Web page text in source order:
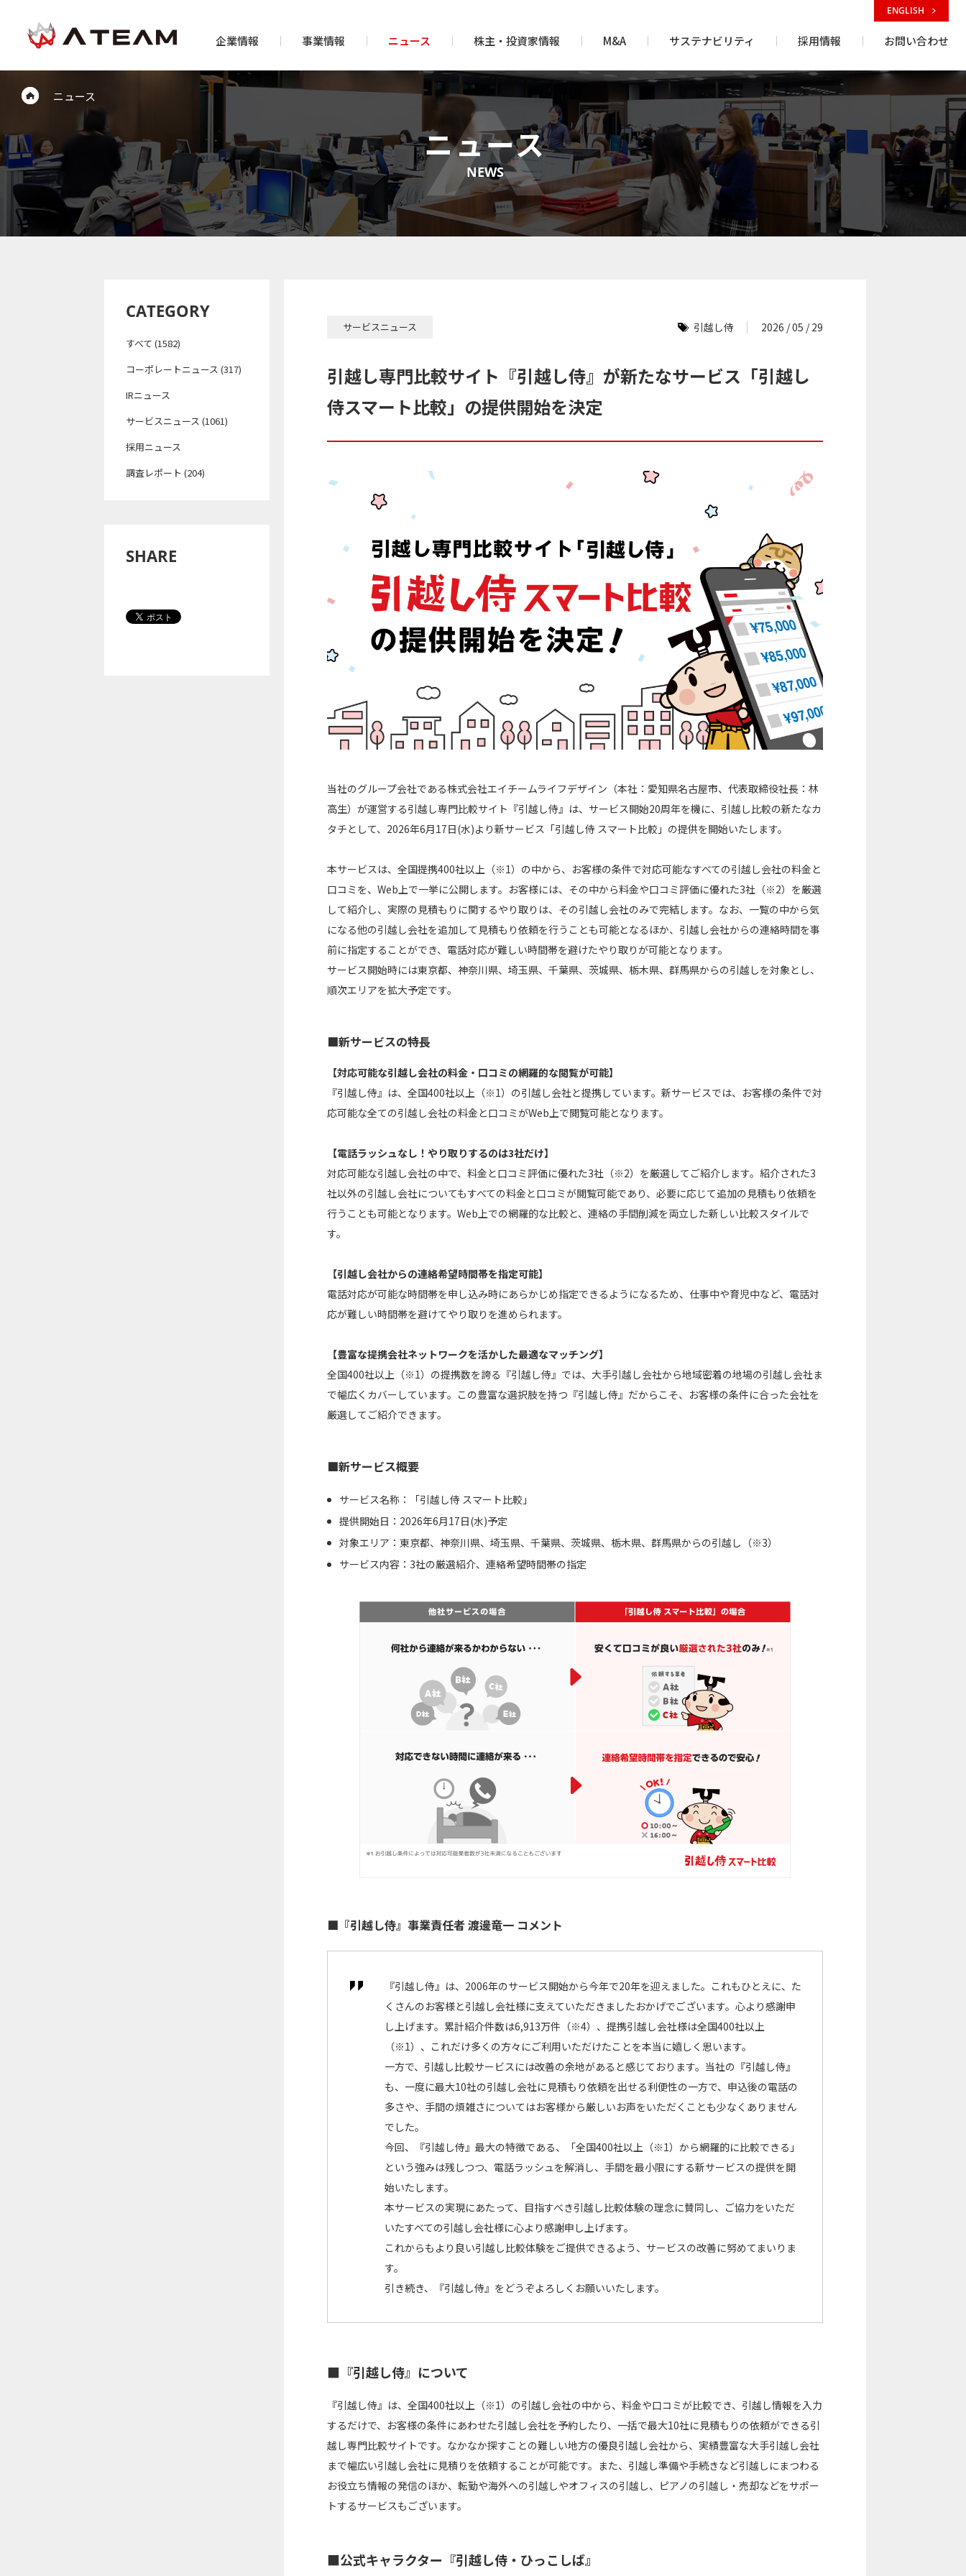
企業情報 事業情報 ニュース 株主・投資家情報 M&A サステナビリティ 採用情報 お問い合わせ
ENGLISH
ニュース
ニュース
NEWS
CATEGORY
すべて (1582)
コーポレートニュース (317)
IRニュース
サービスニュース (1061)
採用ニュース
調査レポート (204)
SHARE
サービスニュース 引越し侍 2026 / 05 / 29
引越し専門比較サイト『引越し侍』が新たなサービス「引越し
侍スマート比較」の提供開始を決定
当社のグループ会社である株式会社エイチームライフデザイン（本社：愛知県名古屋市、代表取締役社長：林
高生）が運営する引越し専門比較サイト『引越し侍』は、サービス開始20周年を機に、引越し比較の新たなカ
タチとして、2026年6月17日(水)より新サービス「引越し侍 スマート比較」の提供を開始いたします。
本サービスは、全国提携400社以上（※1）の中から、お客様の条件で対応可能なすべての引越し会社の料金と
口コミを、Web上で一挙に公開します。お客様には、その中から料金や口コミ評価に優れた3社（※2）を厳選
して紹介し、実際の見積もりに関するやり取りは、その引越し会社のみで完結します。なお、一覧の中から気
になる他の引越し会社を追加して見積もり依頼を行うことも可能となるほか、引越し会社からの連絡時間を事
前に指定することができ、電話対応が難しい時間帯を避けたやり取りが可能となります。
サービス開始時には東京都、神奈川県、埼玉県、千葉県、茨城県、栃木県、群馬県からの引越しを対象とし、
順次エリアを拡大予定です。
■新サービスの特長
【対応可能な引越し会社の料金・口コミの網羅的な閲覧が可能】
『引越し侍』は、全国400社以上（※1）の引越し会社と提携しています。新サービスでは、お客様の条件で対
応可能な全ての引越し会社の料金と口コミがWeb上で閲覧可能となります。
【電話ラッシュなし！やり取りするのは3社だけ】
対応可能な引越し会社の中で、料金と口コミ評価に優れた3社（※2）を厳選してご紹介します。紹介された3
社以外の引越し会社についてもすべての料金と口コミが閲覧可能であり、必要に応じて追加の見積もり依頼を
行うことも可能となります。Web上での網羅的な比較と、連絡の手間削減を両立した新しい比較スタイルで
す。
【引越し会社からの連絡希望時間帯を指定可能】
電話対応が可能な時間帯を申し込み時にあらかじめ指定できるようになるため、仕事中や育児中など、電話対
応が難しい時間帯を避けてやり取りを進められます。
【豊富な提携会社ネットワークを活かした最適なマッチング】
全国400社以上（※1）の提携数を誇る『引越し侍』では、大手引越し会社から地域密着の地場の引越し会社ま
で幅広くカバーしています。この豊富な選択肢を持つ『引越し侍』だからこそ、お客様の条件に合った会社を
厳選してご紹介できます。
■新サービス概要
サービス名称：「引越し侍 スマート比較」
提供開始日：2026年6月17日(水)予定
対象エリア：東京都、神奈川県、埼玉県、千葉県、茨城県、栃木県、群馬県からの引越し（※3）
サービス内容：3社の厳選紹介、連絡希望時間帯の指定
■『引越し侍』事業責任者 渡邊竜一 コメント
『引越し侍』は、2006年のサービス開始から今年で20年を迎えました。これもひとえに、た
くさんのお客様と引越し会社様に支えていただきましたおかげでございます。心より感謝申
し上げます。累計紹介件数は6,913万件（※4）、提携引越し会社様は全国400社以上
（※1）、これだけ多くの方々にご利用いただけたことを本当に嬉しく思います。
一方で、引越し比較サービスには改善の余地があると感じております。当社の『引越し侍』
も、一度に最大10社の引越し会社に見積もり依頼を出せる利便性の一方で、申込後の電話の
多さや、手間の煩雑さについてはお客様から厳しいお声をいただくことも少なくありません
でした。
今回、『引越し侍』最大の特徴である、「全国400社以上（※1）から網羅的に比較できる」
という強みは残しつつ、電話ラッシュを解消し、手間を最小限にする新サービスの提供を開
始いたします。
本サービスの実現にあたって、目指すべき引越し比較体験の理念に賛同し、ご協力をいただ
いたすべての引越し会社様に心より感謝申し上げます。
これからもより良い引越し比較体験をご提供できるよう、サービスの改善に努めてまいりま
す。
引き続き、『引越し侍』をどうぞよろしくお願いいたします。
■『引越し侍』について
『引越し侍』は、全国400社以上（※1）の引越し会社の中から、料金や口コミが比較でき、引越し情報を入力
するだけで、お客様の条件にあわせた引越し会社を予約したり、一括で最大10社に見積もりの依頼ができる引
越し専門比較サイトです。なかなか探すことの難しい地方の優良引越し会社から、実績豊富な大手引越し会社
まで幅広い引越し会社に見積りを依頼することが可能です。また、引越し準備や手続きなど引越しにまつわる
お役立ち情報の発信のほか、転勤や海外への引越しやオフィスの引越し、ピアノの引越し・売却などをサポー
トするサービスもございます。
■公式キャラクター『引越し侍・ひっこしば』